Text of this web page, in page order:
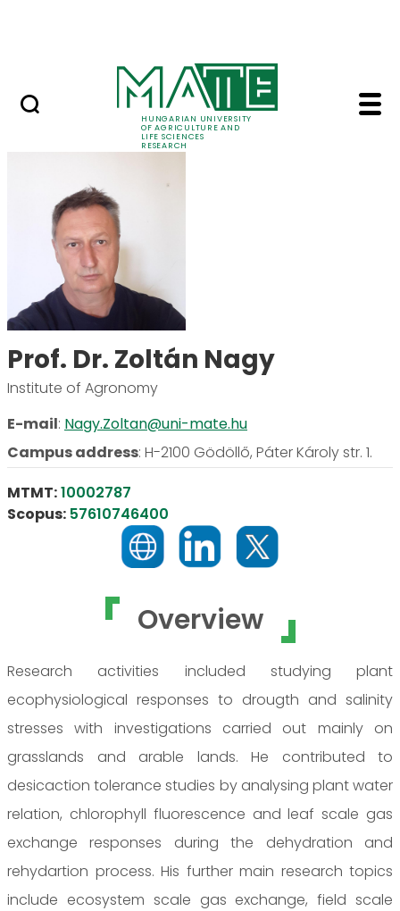
HUNGARIAN UNIVERSITY
OF AGRICULTURE AND
LIFE SCIENCES
RESEARCH
Prof. Dr. Zoltán Nagy
Overview
Research activities included studying plant
ecophysiological responses to drougth and salinity
stresses with investigations carried out mainly on
grasslands and arable lands. He contributed to
desicaction tolerance studies by analysing plant water
relation, chlorophyll fluorescence and leaf scale gas
exchange responses during the dehydration and
rehydartion process. His further main research topics
include ecosystem scale gas exchange, field scale
Prof. Dr. Zoltán Nagy
Institute of Agronomy
E-mail: Nagy.Zoltan@uni-mate.hu
Campus address: H-2100 Gödöllő, Páter Károly str. 1.
MTMT:10002787
Scopus: 57610746400